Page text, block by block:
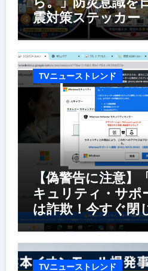
震対策ステッカー
TVニューストレンド
【偽警告に注意
キュリティ・サポ
は詐欺！今すぐ閉
TVニューストレンド